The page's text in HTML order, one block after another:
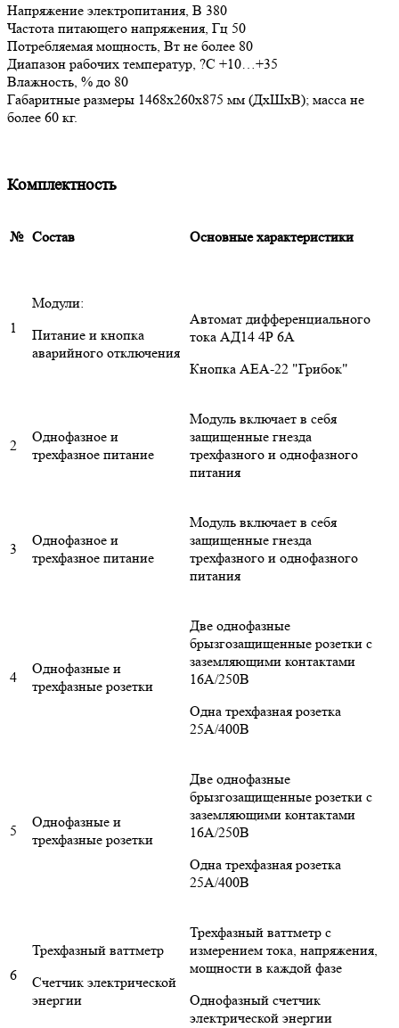
Напряжение электропитания, В 380
Частота питающего напряжения, Гц 50
Потребляемая мощность, Вт не более 80
Диапазон рабочих температур, ?С +10…+35
Влажность, % до 80
Габаритные размеры 1468х260х875 мм (ДхШхВ); масса не
более 60 кг.
Комплектность
№ Состав Основные характеристики
1
Модули:
Питание и кнопка
аварийного отключения
Автомат дифференциального
тока АД14 4Р 6А
Кнопка AEA-22 "Грибок"
2
Однофазное и
трехфазное питание
Модуль включает в себя
защищенные гнезда
трехфазного и однофазного
питания
3
Однофазное и
трехфазное питание
Модуль включает в себя
защищенные гнезда
трехфазного и однофазного
питания
4
Однофазные и
трехфазные розетки
Две однофазные
брызгозащищенные розетки с
заземляющими контактами
16А/250В
Одна трехфазная розетка
25А/400В
5
Однофазные и
трехфазные розетки
Две однофазные
брызгозащищенные розетки с
заземляющими контактами
16А/250В
Одна трехфазная розетка
25А/400В
6
Трехфазный ваттметр
Счетчик электрической
энергии
Трехфазный ваттметр с
измерением тока, напряжения,
мощности в каждой фазе
Однофазный счетчик
электрической энергии